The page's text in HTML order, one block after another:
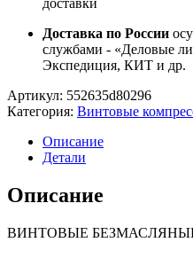
доставки
Доставка по России
службами - «Деловые
Экспедиция, КИТ и др.
Артикул: 552635d80296
Категория: Винтовые
Описание
Детали
Описание
ВИНТОВЫЕ